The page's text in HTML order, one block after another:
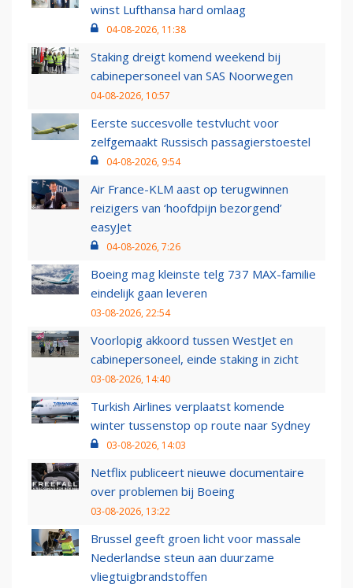
winst Lufthansa hard omlaag
04-08-2026, 11:38
Staking dreigt komend weekend bij
cabinepersoneel van SAS Noorwegen
04-08-2026, 10:57
Eerste succesvolle testvlucht voor
zelfgemaakt Russisch passagierstoestel
04-08-2026, 9:54
Air France-KLM aast op terugwinnen
reizigers van ‘hoofdpijn bezorgend’
easyJet
04-08-2026, 7:26
Boeing mag kleinste telg 737 MAX-familie
eindelijk gaan leveren
03-08-2026, 22:54
Voorlopig akkoord tussen WestJet en
cabinepersoneel, einde staking in zicht
03-08-2026, 14:40
Turkish Airlines verplaatst komende
winter tussenstop op route naar Sydney
03-08-2026, 14:03
Netflix publiceert nieuwe documentaire
over problemen bij Boeing
03-08-2026, 13:22
Brussel geeft groen licht voor massale
Nederlandse steun aan duurzame
vliegtuigbrandstoffen